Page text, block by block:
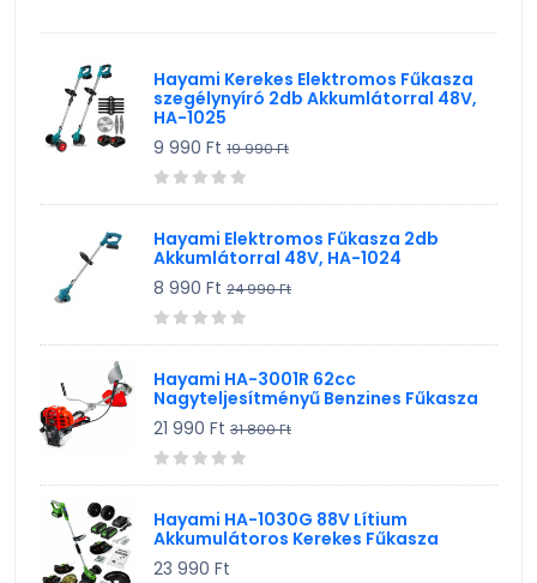
Hayami Kerekes Elektromos Fűkasza
szegélynyíró 2db Akkumlátorral 48V,
HA-1025
9 990 Ft 19 990 Ft
Hayami Elektromos Fűkasza 2db
Akkumlátorral 48V, HA-1024
8 990 Ft 24 990 Ft
Hayami HA-3001R 62cc
Nagyteljesítményű Benzines Fűkasza
21 990 Ft 31 800 Ft
Hayami HA-1030G 88V Lítium
Akkumulátoros Kerekes Fűkasza
23 990 Ft